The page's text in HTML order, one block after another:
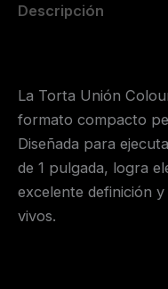
Descripción
La Torta Unión
formato compacto
Diseñada para
de 1 pulgada, logra
excelente definición
vivos.